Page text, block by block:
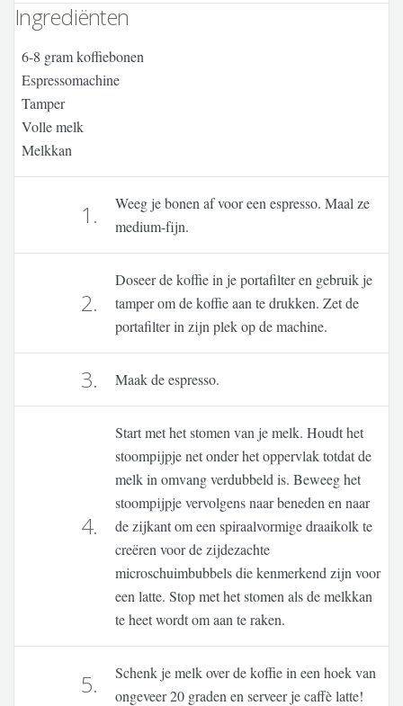
Ingrediënten
6-8 gram koffiebonen
Espressomachine
Tamper
Volle melk
Melkkan
1.
Weeg je bonen af voor een espresso. Maal ze
medium-fijn.
2.
Doseer de koffie in je portafilter en gebruik je
tamper om de koffie aan te drukken. Zet de
portafilter in zijn plek op de machine.
3. Maak de espresso.
4.
Start met het stomen van je melk. Houdt het
stoompijpje net onder het oppervlak totdat de
melk in omvang verdubbeld is. Beweeg het
stoompijpje vervolgens naar beneden en naar
de zijkant om een spiraalvormige draaikolk te
creëren voor de zijdezachte
microschuimbubbels die kenmerkend zijn voor
een latte. Stop met het stomen als de melkkan
te heet wordt om aan te raken.
5.
Schenk je melk over de koffie in een hoek van
ongeveer 20 graden en serveer je caffè latte!